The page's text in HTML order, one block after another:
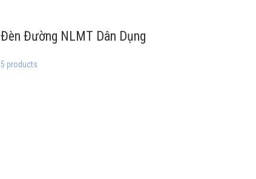
Đèn Đường NLMT Dân Dụng
5 products